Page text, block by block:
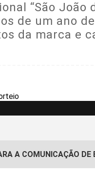
“São João
de um ano
da marca e
A COMUNICAÇÃO DE